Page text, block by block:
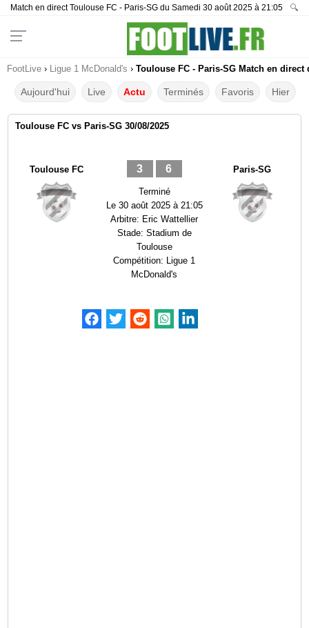
Match en direct Toulouse FC - Paris-SG du Samedi 30 août 2025 à 21:05 🔍
FootLive › Ligue 1 McDonald's › Toulouse FC - Paris-SG Match en direct
Aujourd'hui Live Actu Terminés Favoris Hier
Toulouse FC vs Paris-SG 30/08/2025
Toulouse FC 3 6
Terminé
Le 30 août 2025 à 21:05
Arbitre: Eric Wattellier
Stade: Stadium de
Toulouse
Compétition: Ligue 1
McDonald's
Paris-SG